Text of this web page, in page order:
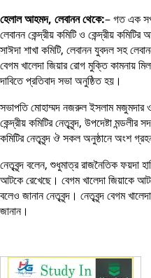
হেলাল আহমদ, লেবানন থেকে:– গত এক
লেবানন কেন্দ্রীয় কমিটি ও কেন্দ্রীয়
সাঈদা শাখা কমিটি, লেবানন যুবদল সহ
বেগম খালেদা জিয়ার রোগ মুক্তি কামনায়
দাবিতে প্রতিবাদ সভা অনুষ্ঠিত হয়।
সভাপতি মোহাম্মদ নজরুল ইসলাম মজুমদার
কেন্দ্রীয় কমিটির নেতৃবৃন্দ, উপদেষ্টা
কমিটির নেতৃবৃন্দ ঔ সকল অনুষ্ঠানে অংশ
নেতৃবৃন্দ বলেন, শুধুমাত্র রাজনৈতিক ফয়দা
আটকে রেখেছে। বেগম খালেদা জিয়াকে
বলেও জানান নেতৃবৃন্দ। নেতৃবৃন্দ বেগম
জানান।